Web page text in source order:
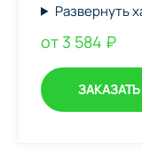
Развернуть
от 3 584 ₽